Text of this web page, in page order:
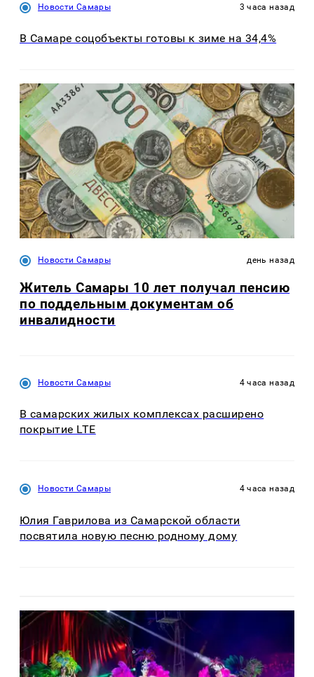
Новости Самары 3 часа назад
В Самаре соцобъекты готовы к зиме на 34,4%
Новости Самары день назад
Житель Самары 10 лет получал пенсию
по поддельным документам об
инвалидности
Новости Самары 4 часа назад
В самарских жилых комплексах расширено
покрытие LTE
Новости Самары 4 часа назад
Юлия Гаврилова из Самарской области
посвятила новую песню родному дому